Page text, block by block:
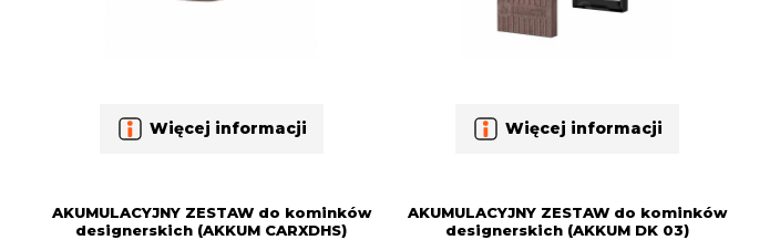
Więcej informacji Więcej informacji
AKUMULACYJNY ZESTAW do kominków
designerskich (AKKUM CARXDHS)
AKUMULACYJNY ZESTAW do kominków
designerskich (AKKUM DK 03)